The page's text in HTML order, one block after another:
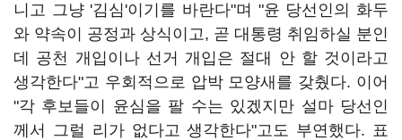
니고 그냥 '김심'이기를 바란다"며 "윤 당선인의 화두
와 약속이 공정과 상식이고, 곧 대통령 취임하실 분인
데 공천 개입이나 선거 개입은 절대 안 할 것이라고
생각한다"고 우회적으로 압박 모양새를 갖췄다. 이어
"각 후보들이 윤심을 팔 수는 있겠지만 설마 당선인
께서 그럴 리가 없다고 생각한다"고도 부연했다. 표